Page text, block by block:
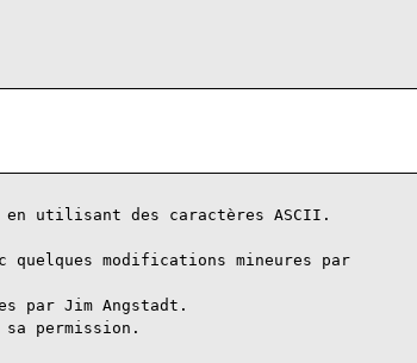
en utilisant des caractères ASCII.
modifications mineures par
par Jim Angstadt.
permission.